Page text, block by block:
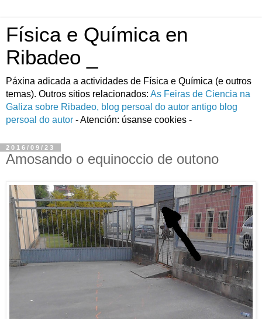
Física e Química en
Ribadeo _
Páxina adicada a actividades de Fí­sica e Quí­mica (e outros
temas). Outros sitios relacionados: As Feiras de Ciencia na
Galiza sobre Ribadeo, blog persoal do autor antigo blog
persoal do autor - Atención: úsanse cookies -
2016/09/23
Amosando o equinoccio de outono